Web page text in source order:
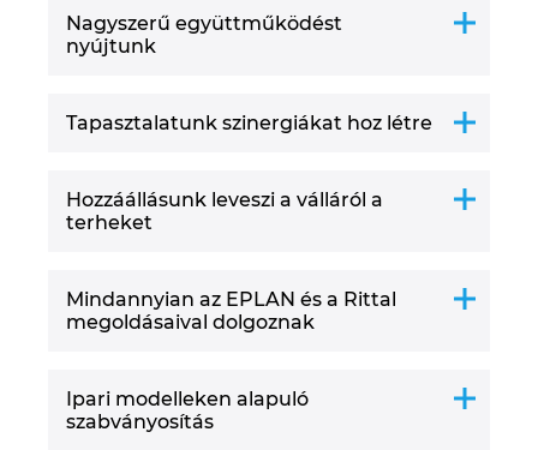
Nagyszerű együttműködést
nyújtunk
Tapasztalatunk szinergiákat hoz létre
Hozzáállásunk leveszi a válláról a
terheket
Mindannyian az EPLAN és a Rittal
megoldásaival dolgoznak
Ipari modelleken alapuló
szabványosítás